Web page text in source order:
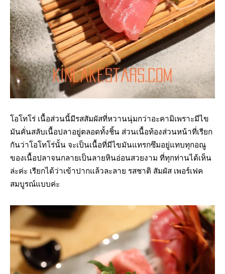
โอโทโร่ เนื้อส่วนนี้มีรสสัมผัสที่หวานนุ่มกว่าอะคามิเพราะมีไข
มันคั่นสลับเนื้อปลาอยู่ตลอดทั้งชิ้น ส่วนเนื้อท้องส่วนหน้าที่เรียก
กันว่าโอโทโร่นั้น จะเป็นเนื้อที่มีไขมันแทรกซึมอยู่แทบทุกอณู
ของเนื้อปลาจนกลายเป็นลายหินอ่อนสวยงาม ที่ทุกท่านได้เห็น
ล่ะค่ะ เรียกได้ว่าเข้าปากแล้วละลาย รสชาติ สัมผัส เพอร์เฟค
สมบูรณ์แบบค่ะ